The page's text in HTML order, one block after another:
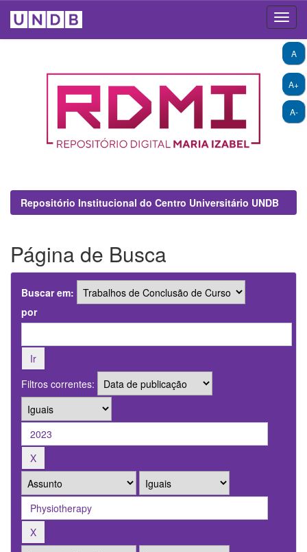
A+
A-
A
Repositório Institucional do Centro Universitário UNDB
Página de Busca
Buscar em:
por
Filtros correntes: